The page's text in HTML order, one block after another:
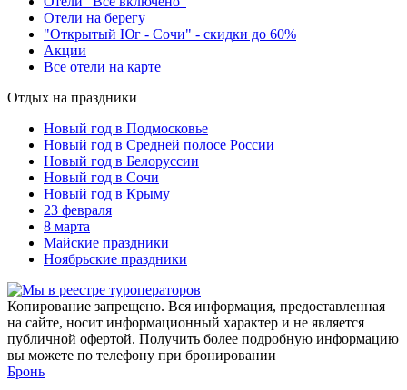
Отели на берегу
"Открытый Юг - Сочи" - скидки до 60%
Акции
Все отели на карте
Отдых на праздники
Новый год в Подмосковье
Новый год в Средней полосе России
Новый год в Белоруссии
Новый год в Сочи
Новый год в Крыму
23 февраля
8 марта
Майские праздники
Ноябрьские праздники
Копирование запрещено. Вся информация, предоставленная
на сайте, носит информационный характер и не является
публичной офертой. Получить более подробную информацию
вы можете по телефону при бронировании
Бронь